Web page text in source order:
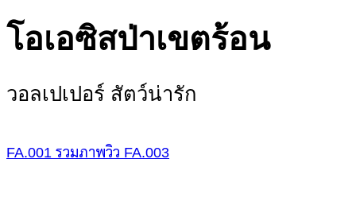
โอเอซิสป่าเขตร้อน
วอลเปเปอร์ สัตว์น่ารัก
FA.001 รวมภาพวิว FA.003